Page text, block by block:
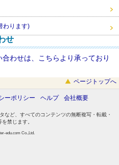
わります)
せ
わせは、こちらより承っており
ページトップへ
ーポリシー ヘルプ 会社概要
など、すべてのコンテンツの無断複写・転載・
禁じます。
edu.com Co.,Ltd.